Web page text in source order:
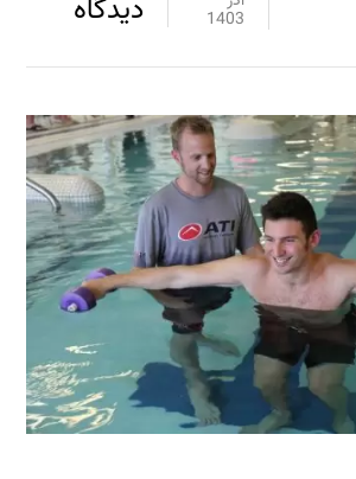
1403 دیدگاه